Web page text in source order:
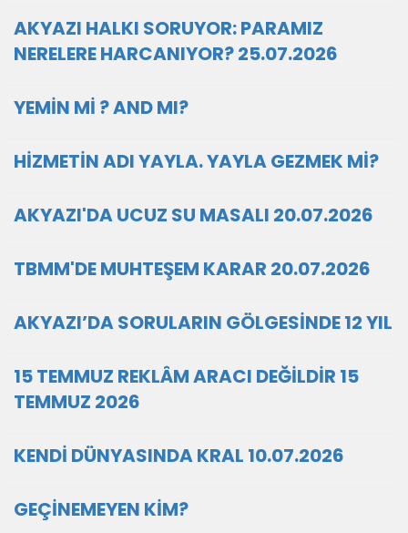
AKYAZI HALKI SORUYOR: PARAMIZ
NERELERE HARCANIYOR? 25.07.2026
YEMİN Mİ ? AND MI?
HİZMETİN ADI YAYLA. YAYLA GEZMEK Mİ?
AKYAZI'DA UCUZ SU MASALI 20.07.2026
TBMM'DE MUHTEŞEM KARAR 20.07.2026
AKYAZI’DA SORULARIN GÖLGESİNDE 12 YIL
15 TEMMUZ REKLÂM ARACI DEĞİLDİR 15
TEMMUZ 2026
KENDİ DÜNYASINDA KRAL 10.07.2026
GEÇİNEMEYEN KİM?